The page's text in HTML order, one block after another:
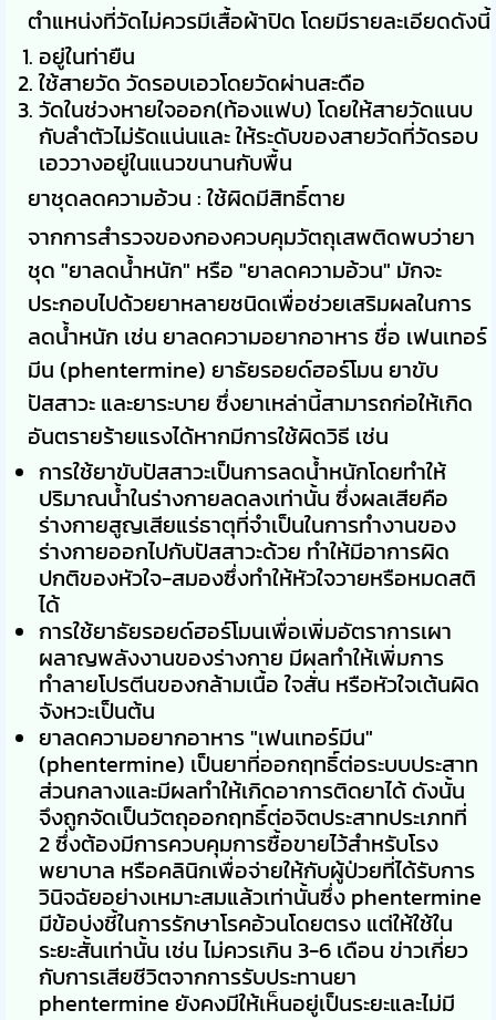
ตำแหน่งที่วัดไม่ควรมีเสื้อผ้าปิด โดยมีรายละเอียดดังนี้
อยู่ในท่ายืน
ใช้สายวัด วัดรอบเอวโดยวัดผ่านสะดือ
วัดในช่วงหายใจออก(ท้องแฟบ) โดยให้สายวัดแนบ
กับลำตัวไม่รัดแน่นและ ให้ระดับของสายวัดที่วัดรอบ
เอววางอยู่ในแนวขนานกับพื้น
ยาชุดลดความอ้วน : ใช้ผิดมีสิทธิ์ตาย
จากการสำรวจของกองควบคุมวัตถุเสพติดพบว่ายา
ชุด "ยาลดน้ำหนัก" หรือ "ยาลดความอ้วน" มักจะ
ประกอบไปด้วยยาหลายชนิดเพื่อช่วยเสริมผลในการ
ลดน้ำหนัก เช่น ยาลดความอยากอาหาร ชื่อ เฟนเทอร์
มีน (phentermine) ยาธัยรอยด์ฮอร์โมน ยาขับ
ปัสสาวะ และยาระบาย ซึ่งยาเหล่านี้สามารถก่อให้เกิด
อันตรายร้ายแรงได้หากมีการใช้ผิดวิธี เช่น
การใช้ยาขับปัสสาวะเป็นการลดน้ำหนักโดยทำให้
ปริมาณน้ำในร่างกายลดลงเท่านั้น ซึ่งผลเสียคือ
ร่างกายสูญเสียแร่ธาตุที่จำเป็นในการทำงานของ
ร่างกายออกไปกับปัสสาวะด้วย ทำให้มีอาการผิด
ปกติของหัวใจ-สมองซึ่งทำให้หัวใจวายหรือหมดสติ
ได้
การใช้ยาธัยรอยด์ฮอร์โมนเพื่อเพิ่มอัตราการเผา
ผลาญพลังงานของร่างกาย มีผลทำให้เพิ่มการ
ทำลายโปรตีนของกล้ามเนื้อ ใจสั่น หรือหัวใจเต้นผิด
จังหวะเป็นต้น
ยาลดความอยากอาหาร "เฟนเทอร์มีน"
(phentermine) เป็นยาที่ออกฤทธิ์ต่อระบบประสาท
ส่วนกลางและมีผลทำให้เกิดอาการติดยาได้ ดังนั้น
จึงถูกจัดเป็นวัตถุออกฤทธิ์ต่อจิตประสาทประเภทที่
2 ซึ่งต้องมีการควบคุมการซื้อขายไว้สำหรับโรง
พยาบาล หรือคลินิกเพื่อจ่ายให้กับผู้ป่วยที่ได้รับการ
วินิจฉัยอย่างเหมาะสมแล้วเท่านั้นซึ่ง phentermine
มีข้อบ่งชี้ในการรักษาโรคอ้วนโดยตรง แต่ให้ใช้ใน
ระยะสั้นเท่านั้น เช่น ไม่ควรเกิน 3-6 เดือน ข่าวเกี่ยว
กับการเสียชีวิตจากการรับประทานยา
phentermine ยังคงมีให้เห็นอยู่เป็นระยะและไม่มี